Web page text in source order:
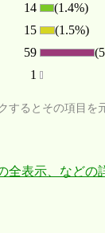
14
(1.4%)
15
(1.5%)
59
1
するとその項目を
全表示、などの